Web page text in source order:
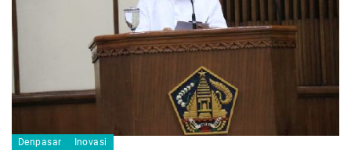
Denpasar Inovasi